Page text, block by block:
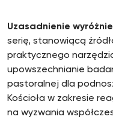
Uzasadnienie
serię, stanowiącą
praktycznego
upowszechnianie
pastoralnej dla
Kościoła w zakresie
na wyzwania